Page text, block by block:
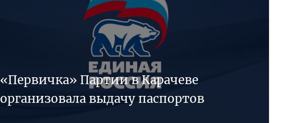
«Первичка» Партии в Карачеве
организовала выдачу паспортов